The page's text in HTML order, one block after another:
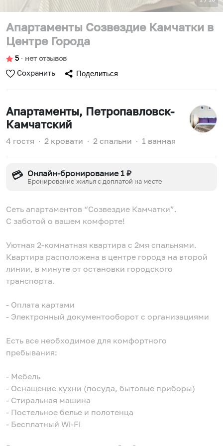
Апартаменты Созвездие Камчатки в
Центре Города
5 ∙ нет отзывов
Сохранить Поделиться
Апартаменты, Петропавловск-
Камчатский
4 гостя ∙ 2 кровати ∙ 2 спальни ∙ 1 ванная
💳 Онлайн-бронирование 1 ₽
Бронирование жилья с доплатой на месте
Сеть апартаментов “Созвездие Камчатки”.
С заботой о вашем комфорте!
Уютная 2-комнатная квартира с 2мя спальнями.
Квартира расположена в центре города на второй
линии, в минуте от остановки городского
транспорта.
- Оплата картами
- Электронный документооборот с организациями
Есть все необходимое для комфортного
пребывания:
- Мебель
- Оснащение кухни (посуда, бытовые приборы)
- Стиральная машина
- Постельное белье и полотенца
- Бесплатный Wi-Fi